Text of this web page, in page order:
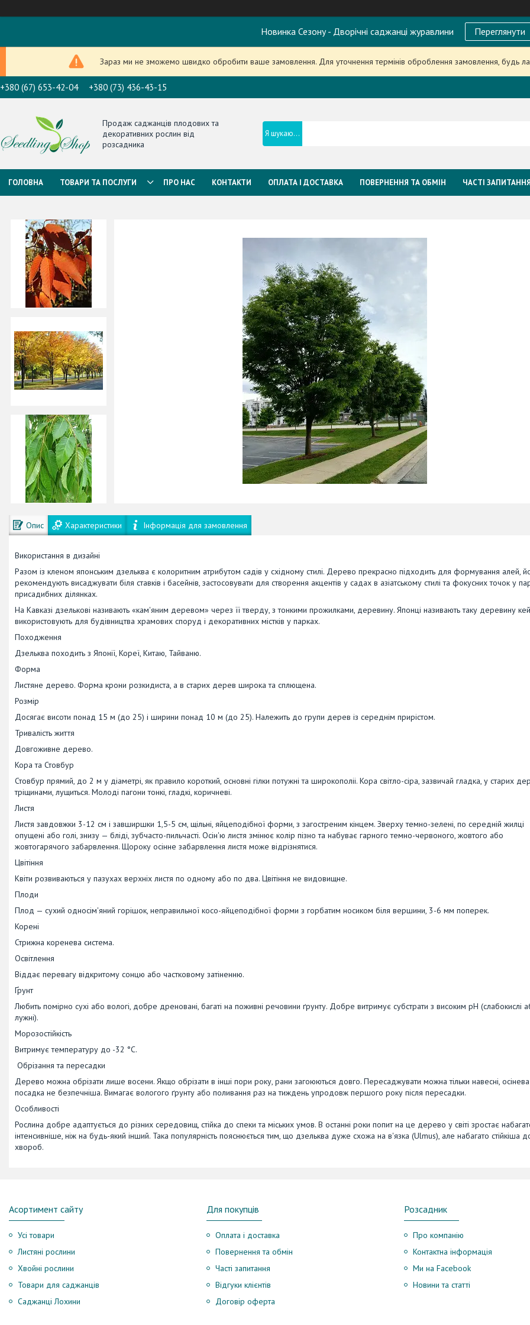
Новинка Сезону - Дворічні саджанці журавлини Переглянути
Зараз ми не зможемо швидко обробити ваше замовлення. Для уточнення термінів оброблення замовлення, будь
+380 (67) 653-42-04 +380 (73) 436-43-15
Продаж саджанців плодових та
декоративних рослин від
розсадника
ГОЛОВНА ТОВАРИ ТА ПОСЛУГИ ПРО НАС КОНТАКТИ ОПЛАТА І ДОСТАВКА ПОВЕРНЕННЯ ТА ОБМІН ЧАСТІ
Опис Характеристики Інформація для замовлення
Використання в дизайні
Разом із кленом японським дзельква є колоритним атрибутом садів у східному стилі. Дерево прекрасно підходить для формування алей,
рекомендують висаджувати біля ставків і басейнів, застосовувати для створення акцентів у садах в азіатському стилі та фокусних точок у
присадибних ділянках.
На Кавказі дзелькові називають «кам'яним деревом» через її тверду, з тонкими прожилками, деревину. Японці називають таку деревину
використовують для будівництва храмових споруд і декоративних містків у парках.
Походження
Дзельква походить з Японії, Кореї, Китаю, Тайваню.
Форма
Листяне дерево. Форма крони розкидиста, а в старих дерев широка та сплющена.
Розмір
Досягає висоти понад 15 м (до 25) і ширини понад 10 м (до 25). Належить до групи дерев із середнім прирістом.
Тривалість життя
Довгоживне дерево.
Кора та Стовбур
Стовбур прямий, до 2 м у діаметрі, як правило короткий, основні гілки потужні та широкополіі. Кора світло-сіра, зазвичай гладка, у старих
тріщинами, лущиться. Молоді пагони тонкі, гладкі, коричневі.
Листя
Листя завдовжки 3-12 см і завширшки 1,5-5 см, щільні, яйцеподібної форми, з загостреним кінцем. Зверху темно-зелені, по середній жилці
опущені або голі, знизу — бліді, зубчасто-пильчасті. Осін'ю листя змінює колір пізно та набуває гарного темно-червоного, жовтого або
жовтогарячого забарвлення. Щороку осінне забарвлення листя може відрізнятися.
Цвітіння
Квіти розвиваються у пазухах верхніх листя по одному або по два. Цвітіння не видовищне.
Плоди
Плод — сухий односім'яний горішок, неправильної косо-яйцеподібної форми з горбатим носиком біля вершини, 3-6 мм поперек.
Корені
Стрижна коренева система.
Освітлення
Віддає перевагу відкритому сонцю або частковому затіненню.
Ґрунт
Любить помірно сухі або вологі, добре дреновані, багаті на поживні речовини ґрунту. Добре витримує субстрати з високим pH (слабокислі
лужні).
Морозостійкість
Витримує температуру до -32 °C.
Обрізання та пересадки
Дерево можна обрізати лише восени. Якщо обрізати в інші пори року, рани загоюються довго. Пересаджувати можна тільки навесні, осінева
посадка не безпечніша. Вимагає вологого ґрунту або поливання раз на тиждень упродовж першого року після пересадки.
Особливості
Рослина добре адаптується до різних середовищ, стійка до спеки та міських умов. В останні роки попит на це дерево у світі зростає
інтенсивніше, ніж на будь-який інший. Така популярність пояснюється тим, що дзельква дуже схожа на в'язка (Ulmus), але набагато стійкіша
хвороб.
Асортимент сайту
Усі товари
Листяні рослини
Хвойні рослини
Товари для саджанців
Саджанці Лохини
Для покупців
Оплата і доставка
Повернення та обмін
Часті запитання
Відгуки клієнтів
Договір оферта
Розсадник
Про компанію
Контактна інформація
Ми на Facebook
Новини та статті